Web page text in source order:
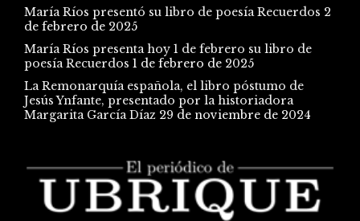
María Ríos presentó su libro de poesía Recuerdos 2
de febrero de 2025
María Ríos presenta hoy 1 de febrero su libro de
poesía Recuerdos 1 de febrero de 2025
La Remonarquía española, el libro póstumo de
Jesús Ynfante, presentado por la historiadora
Margarita García Díaz 29 de noviembre de 2024